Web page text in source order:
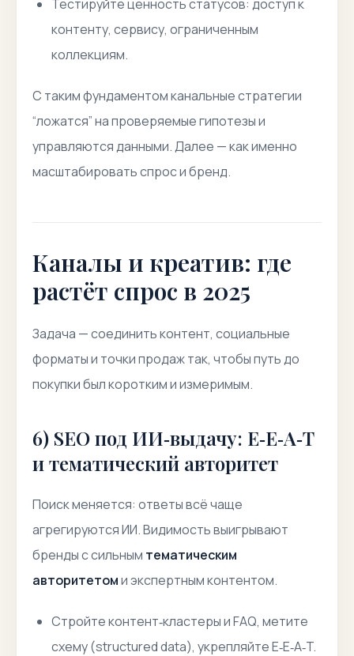
Тестируйте ценность статусов: доступ к
контенту, сервису, ограниченным
коллекциям.
С таким фундаментом канальные стратегии
“ложатся” на проверяемые гипотезы и
управляются данными. Далее — как именно
масштабировать спрос и бренд.
Каналы и креатив: где
растёт спрос в 2025
Задача — соединить контент, социальные
форматы и точки продаж так, чтобы путь до
покупки был коротким и измеримым.
6) SEO под ИИ‑выдачу: E‑E‑A‑T
и тематический авторитет
Поиск меняется: ответы всё чаще
агрегируются ИИ. Видимость выигрывают
бренды с сильным тематическим
авторитетоми экспертным контентом.
Стройте контент‑кластеры и FAQ, метите
схему (structured data), укрепляйте E‑E‑A‑T.